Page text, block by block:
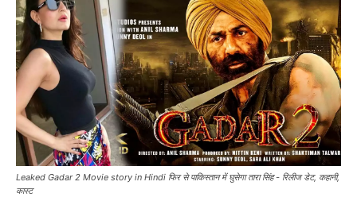
Leaked Gadar 2 Movie story in Hindi फिर से पाकिस्तान में घुसेगा तारा सिंह - रिलीज डेट, कहानी,
कास्ट